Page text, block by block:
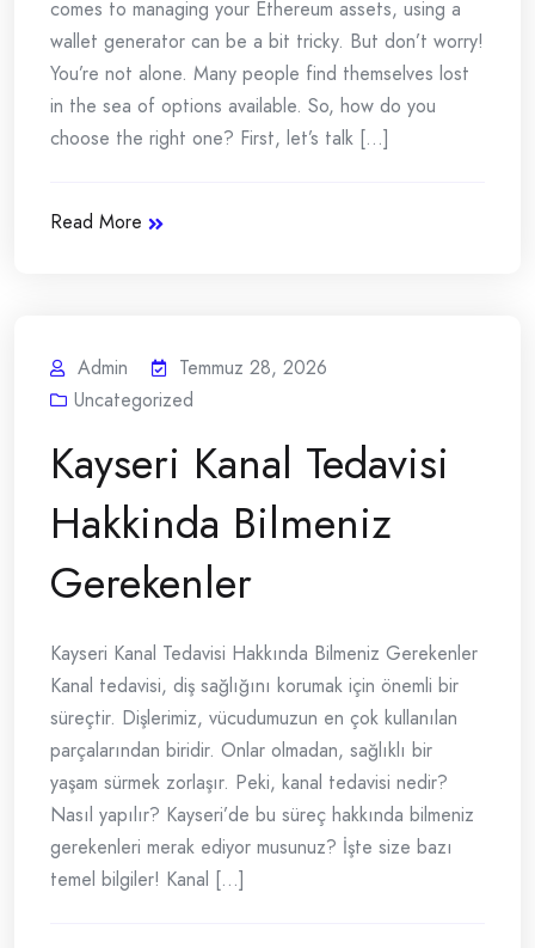
comes to managing your Ethereum assets, using a
wallet generator can be a bit tricky. But don’t worry!
You’re not alone. Many people find themselves lost
in the sea of options available. So, how do you
choose the right one? First, let’s talk [...]
Read More
Admin
Temmuz 28, 2026
Uncategorized
Kayseri Kanal Tedavisi
Hakkinda Bilmeniz
Gerekenler
Kayseri Kanal Tedavisi Hakkında Bilmeniz Gerekenler
Kanal tedavisi, diş sağlığını korumak için önemli bir
süreçtir. Dişlerimiz, vücudumuzun en çok kullanılan
parçalarından biridir. Onlar olmadan, sağlıklı bir
yaşam sürmek zorlaşır. Peki, kanal tedavisi nedir?
Nasıl yapılır? Kayseri’de bu süreç hakkında bilmeniz
gerekenleri merak ediyor musunuz? İşte size bazı
temel bilgiler! Kanal [...]